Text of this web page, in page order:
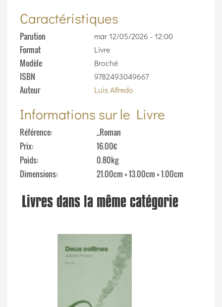
Caractéristiques
Parution mar 12/05/2026 - 12:00
Format Livre
Modèle Broché
ISBN 9782493049667
Auteur Luis Alfredo
Informations sur le Livre
Référence
_Roman
Prix
16.00€
Poids
0.80kg
Dimensions
21.00cm × 13.00cm × 1.00cm
Livres dans la même catégorie